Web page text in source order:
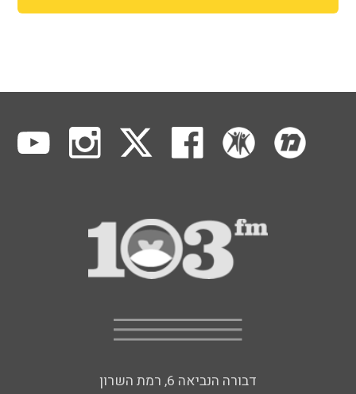
דבורה הנביאה 6, רמת השרון